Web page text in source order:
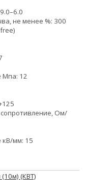
не менее %: 300
Мпа: 12
Ом/
кВ/мм: 15
(КВТ)